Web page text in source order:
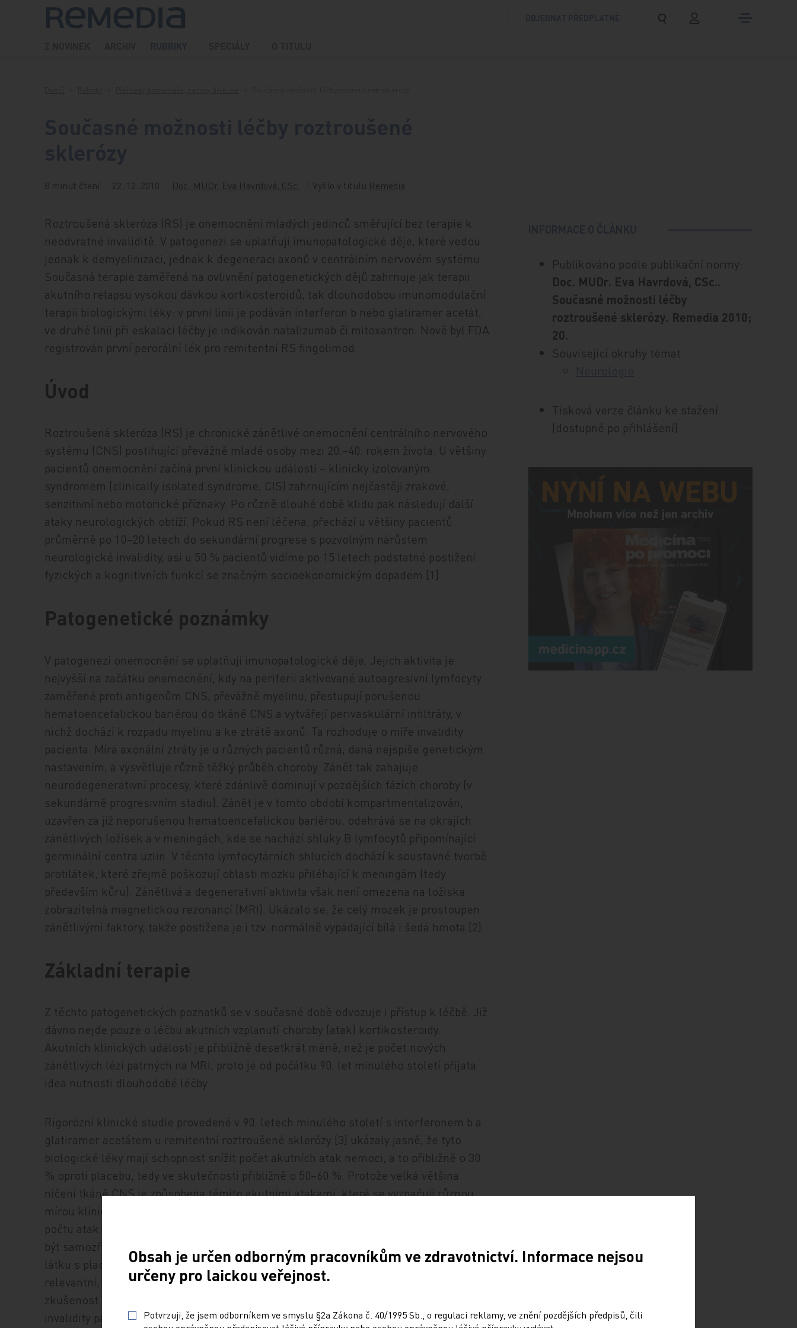
Přeskočit na obsah
8 minut čtení 22. 12. 2010 Doc. MUDr. Eva Havrdová, CSc. Vyšlo v titulu Remedia
Roztroušená skleróza (RS) je onemocnění mladých jedinců směřující bez terapie k
neodvratné invaliditě. V patogenezi se uplatňují imunopatologické děje, které vedou
jednak k demyelinizaci, jednak k degeneraci axonů v centrálním nervovém systému.
Současná terapie zaměřená na ovlivnění patogenetických dějů zahrnuje jak terapii
akutního relapsu vysokou dávkou kortikosteroidů, tak dlouhodobou imunomodulační
terapii biologickými léky: v první linii je podáván interferon b nebo glatiramer acetát,
ve druhé linii při eskalaci léčby je indikován natalizumab či mitoxantron. Nově byl FDA
registrován první perorální lék pro remitentní RS fingolimod.
Úvod
Roztroušená skleróza (RS) je chronické zánětlivé onemocnění centrálního nervového
systému (CNS) postihující převážně mladé osoby mezi 20.–40. rokem života. U většiny
pacientů onemocnění začíná první klinickou událostí – klinicky izolovaným
syndromem (clinically isolated syndrome, CIS) zahrnujícím nejčastěji zrakové,
senzitivní nebo motorické příznaky. Po různě dlouhé době klidu pak následují další
ataky neurologických obtíží. Pokud RS není léčena, přechází u většiny pacientů
průměrně po 10–20 letech do sekundární progrese s pozvolným nárůstem
neurologické invalidity, asi u 50 % pacientů vidíme po 15 letech podstatné postižení
fyzických a kognitivních funkcí se značným socioekonomickým dopadem [1].
Patogenetické poznámky
V patogenezi onemocnění se uplatňují imunopatologické děje. Jejich aktivita je
nejvyšší na začátku onemocnění, kdy na periferii aktivované autoagresivní lymfocyty
zaměřené proti antigenům CNS, převážně myelinu, přestupují porušenou
hematoencefalickou bariérou do tkáně CNS a vytvářejí perivaskulární infiltráty, v
nichž dochází k rozpadu myelinu a ke ztrátě axonů. Ta rozhoduje o míře invalidity
pacienta. Míra axonální ztráty je u různých pacientů různá, daná nejspíše genetickým
nastavením, a vysvětluje různě těžký průběh choroby. Zánět tak zahajuje
neurodegenerativní procesy, které zdánlivě dominují v pozdějších fázích choroby (v
sekundárně progresivním stadiu). Zánět je v tomto období kompartmentalizován,
uzavřen za již neporušenou hematoencefalickou bariérou, odehrává se na okrajích
zánětlivých ložisek a v meningách, kde se nachází shluky B lymfocytů připomínající
germinální centra uzlin. V těchto lymfocytárních shlucích dochází k soustavné tvorbě
protilátek, které zřejmě poškozují oblasti mozku přiléhající k meningám (tedy
především kůru). Zánětlivá a degenerativní aktivita však není omezena na ložiska
zobrazitelná magnetickou rezonancí (MRI). Ukázalo se, že celý mozek je prostoupen
zánětlivými faktory, takže postižena je i tzv. normálně vypadající bílá i šedá hmota [2].
Základní terapie
Z těchto patogenetických poznatků se v současné době odvozuje i přístup k léčbě. Již
dávno nejde pouze o léčbu akutních vzplanutí choroby (atak) kortikosteroidy.
Akutních klinických událostí je přibližně desetkrát méně, než je počet nových
zánětlivých lézí patrných na MRI, proto je od počátku 90. let minulého století přijata
idea nutnosti dlouhodobé léčby.
Rigorózní klinické studie provedené v 90. letech minulého století s interferonem b a
glatiramer acetátem u remitentní roztroušené sklerózy [3] ukázaly jasně, že tyto
biologické léky mají schopnost snížit počet akutních atak nemoci, a to přibližně o 30
% oproti placebu, tedy ve skutečnosti přibližně o 50–60 %. Protože velká většina
ničení tkáně CNS je způsobena těmito akutními atakami, které se vyznačují různou
mírou klinické úpravy stavu (a tedy různou mírou ničení axonů v lézi) [4], omezení
počtu atak vede v dlouhodobém horizontu k oddálení invalidity. Tento fakt nemůže
být samozřejmě odvozen z původních klinických studií, protože ty srovnávaly účinnou
látku s placebem pouze po dobu dvou let, což je z hlediska délky onemocnění málo
relevantní, i tak však naznačily trendy, které potvrzuje naše každodenní klinická
zkušenost. Ta ovšem také při sledování velkých souborů ukázala, že záleží na stupni
invalidity pacienta při zahájení léčby. Původní koncept poskytnutí biologické léčby až
Publikováno podle publikační normy:
Doc. MUDr. Eva Havrdová, CSc..
Současné možnosti léčby
roztroušené sklerózy. Remedia 2010;
20.
Související okruhy témat:
Tisková verze článku ke stažení
(dostupné po přihlášení)
Obsah je určen odborným pracovníkům ve zdravotnictví. Informace nejsou
určeny pro laickou veřejnost.
Potvrzuji, že jsem odborníkem ve smyslu §2a Zákona č. 40/1995 Sb., o regulaci reklamy, ve znění pozdějších předpisů, čili